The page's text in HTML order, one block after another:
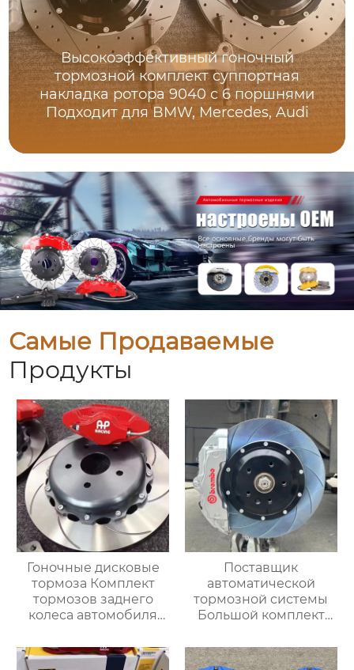
Высокоэффективный гоночный
тормозной комплект суппортная
накладка ротора 9040 с 6 поршнями
Подходит для BMW, Mercedes, Audi
Самые Продаваемые
Продукты
Гоночные дисковые
тормоза Комплект
тормозов заднего
колеса автомобиля
E39 E39 E46 E90 E91
E92
Поставщик
автоматической
тормозной системы
Большой комплект
18Z с 6-дюймовым
передним и задним